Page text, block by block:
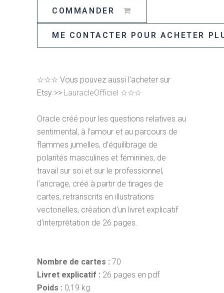
COMMANDER
ME CONTACTER POUR ACHETER
☆☆☆ Vous pouvez aussi l’acheter sur
Etsy >> LauracleOfficiel ☆☆☆
Oracle créé pour les questions relatives au
sentimental, à l’amour et au parcours de
flammes jumelles, d’équilibrage de
polarités masculines et féminines, de
travail sur soi et sur le professionnel,
l’ancrage, créé à partir de tirages de
cartes, retranscrits en illustrations
vectorielles, création d’un livret explicatif
d’interprétation de 26 pages.
Nombre de cartes : 70
Livret explicatif : 26 pages en pdf
Poids : 0,19 kg